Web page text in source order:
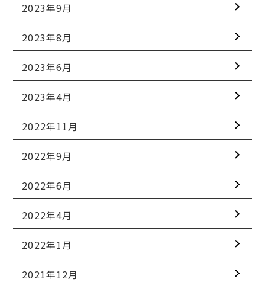
2023年9月
2023年8月
2023年6月
2023年4月
2022年11月
2022年9月
2022年6月
2022年4月
2022年1月
2021年12月